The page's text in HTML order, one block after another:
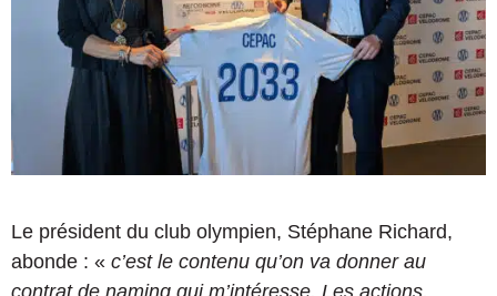
Le président du club olympien, Stéphane Richard,
abonde : « c’est le contenu qu’on va donner au